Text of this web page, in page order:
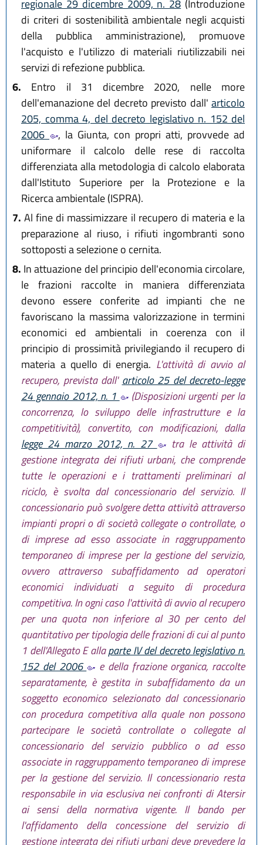
regionale 29 dicembre 2009, n. 28 (Introduzione
di criteri di sostenibilità ambientale negli acquisti
della pubblica amministrazione), promuove
l'acquisto e l'utilizzo di materiali riutilizzabili nei
servizi di refezione pubblica.
6. Entro il 31 dicembre 2020, nelle more
dell'emanazione del decreto previsto dall' articolo
205, comma 4, del decreto legislativo n. 152 del
2006
, la Giunta, con propri atti, provvede ad
uniformare il calcolo delle rese di raccolta
differenziata alla metodologia di calcolo elaborata
dall'Istituto Superiore per la Protezione e la
Ricerca ambientale (ISPRA).
7. Al fine di massimizzare il recupero di materia e la
preparazione al riuso, i rifiuti ingombranti sono
sottoposti a selezione o cernita.
8. In attuazione del principio dell'economia circolare,
le frazioni raccolte in maniera differenziata
devono essere conferite ad impianti che ne
favoriscano la massima valorizzazione in termini
economici ed ambientali in coerenza con il
principio di prossimità privilegiando il recupero di
materia a quello di energia. L'attività di avvio al
recupero, prevista dall' articolo 25 del decreto-legge
24 gennaio 2012, n. 1
(Disposizioni urgenti per la
concorrenza, lo sviluppo delle infrastrutture e la
competitività), convertito, con modificazioni, dalla
legge 24 marzo 2012, n. 27
tra le attività di
gestione integrata dei rifiuti urbani, che comprende
tutte le operazioni e i trattamenti preliminari al
riciclo, è svolta dal concessionario del servizio. Il
concessionario può svolgere detta attività attraverso
impianti propri o di società collegate o controllate, o
di imprese ad esso associate in raggruppamento
temporaneo di imprese per la gestione del servizio,
ovvero attraverso subaffidamento ad operatori
economici individuati a seguito di procedura
competitiva. In ogni caso l'attività di avvio al recupero
per una quota non inferiore al 30 per cento del
quantitativo per tipologia delle frazioni di cui al punto
1 dell'Allegato E allaparte IV del decreto legislativo n.
152 del 2006
e della frazione organica, raccolte
separatamente, è gestita in subaffidamento da un
soggetto economico selezionato dal concessionario
con procedura competitiva alla quale non possono
partecipare le società controllate o collegate al
concessionario del servizio pubblico o ad esso
associate in raggruppamento temporaneo di imprese
per la gestione del servizio. Il concessionario resta
responsabile in via esclusiva nei confronti di Atersir
ai sensi della normativa vigente. Il bando per
l'affidamento della concessione del servizio di
gestione integrata dei rifiuti urbani deve prevedere la